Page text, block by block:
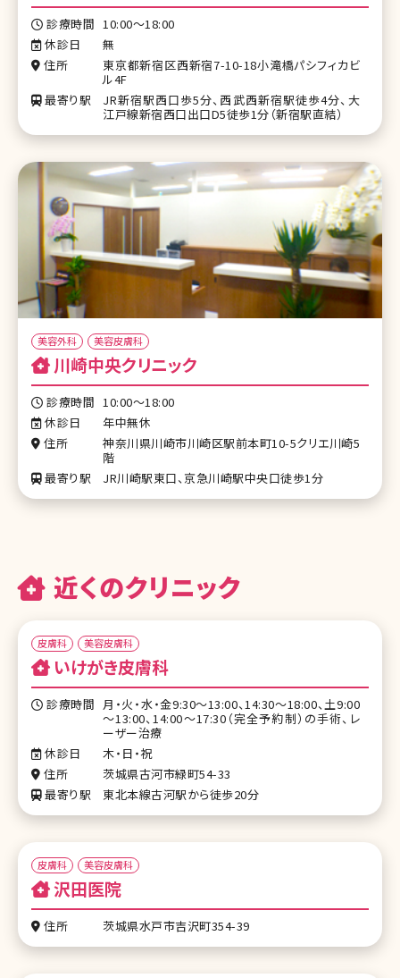
診療時間 10:00～18:00
休診日
無
住所
東京都新宿区西新宿7-10-18小滝橋パシフィカビ
ル4F
最寄り駅
JR新宿駅西口歩5分、西武西新宿駅徒歩4分、大
江戸線新宿西口出口D5徒歩1分（新宿駅直結）
美容外科 美容皮膚科
川崎中央クリニック
診療時間 10:00～18:00
休診日
年中無休
住所
神奈川県川崎市川崎区駅前本町10-5クリエ川崎5
階
最寄り駅
JR川崎駅東口、京急川崎駅中央口徒歩1分
近くのクリニック
皮膚科 美容皮膚科
いけがき皮膚科
診療時間 月・火・水・金9:30～13:00、14:30～18:00、土9:00
～13:00、14:00～17:30（完全予約制）の手術、レ
ーザー治療
休診日
木・日・祝
住所
茨城県古河市緑町54-33
最寄り駅
東北本線古河駅から徒歩20分
皮膚科 美容皮膚科
沢田医院
住所 茨城県水戸市吉沢町354-39